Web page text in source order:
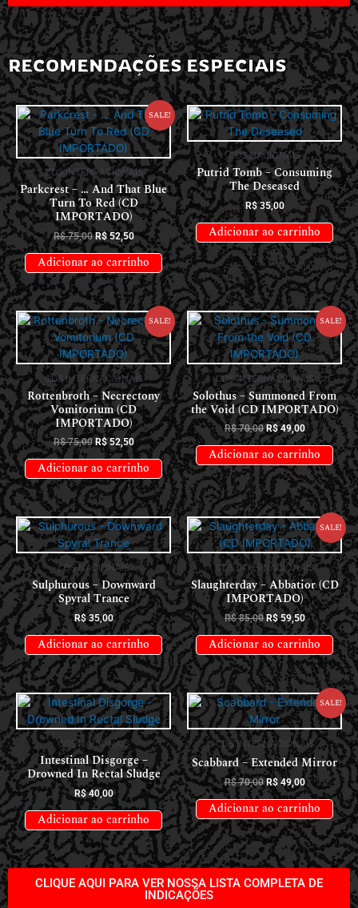
RECOMENDAÇÕES ESPECIAIS
Sale!
CDS INTERNACIONAIS
Parkcrest – … And That Blue
Turn To Red (CD
IMPORTADO)
R$75,00 R$52,50
Adicionar ao carrinho
CDS NACIONAIS
Putrid Tomb – Consuming
The Deseased
R$35,00
Adicionar ao carrinho
Sale!
CDS INTERNACIONAIS
Rottenbroth – Necrectony
Vomitorium (CD
IMPORTADO)
R$75,00 R$52,50
Adicionar ao carrinho
Sale!
CDS INTERNACIONAIS
Solothus – Summoned From
the Void (CD IMPORTADO)
R$70,00 R$49,00
Adicionar ao carrinho
CDS NACIONAIS
Sulphurous – Downward
Spyral Trance
R$35,00
Adicionar ao carrinho
Sale!
CDS INTERNACIONAIS
Slaughterday – Abbatior (CD
IMPORTADO)
R$85,00 R$59,50
Adicionar ao carrinho
CDS NACIONAIS
Intestinal Disgorge –
Drowned In Rectal Sludge
R$40,00
Adicionar ao carrinho
Sale!
CDS INTERNACIONAIS
Scabbard – Extended Mirror
R$70,00 R$49,00
Adicionar ao carrinho
CLIQUE AQUI PARA VER NOSSA LISTA COMPLETA DE
INDICAÇÕES